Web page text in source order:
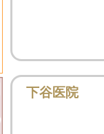
下谷医院